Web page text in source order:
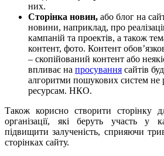
них.
Сторінка новин, або блог на
новини, наприклад, про
кампаній та проектів, а також
контент, фото. Контент
– скопійований контент або
впливає на просування сайтів
алгоритми пошукових систем не
ресурсам. НКО.
Також корисно створити сторінку
організації, які беруть участь у
підвищити залученість, сприяючи
сторінках сайту.